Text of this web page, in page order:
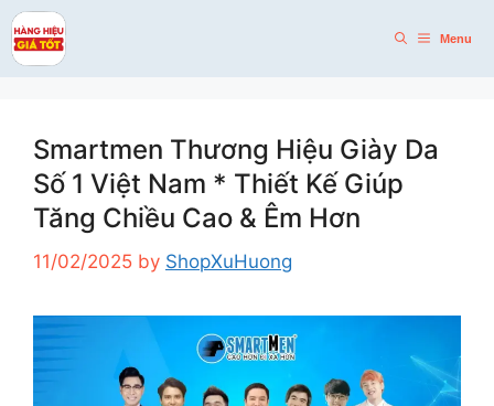
Skip
to
content
Menu
Smartmen Thương Hiệu Giày Da
Số 1 Việt Nam * Thiết Kế Giúp
Tăng Chiều Cao & Êm Hơn
11/02/2025 by ShopXuHuong